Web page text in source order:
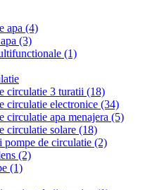
apa (4)
(3)
(1)
circulatie 3 turatii (18)
circulatie electronice (34)
circulatie apa menajera (5)
circulatie solare (18)
pompe de circulatie (2)
(2)
(1)